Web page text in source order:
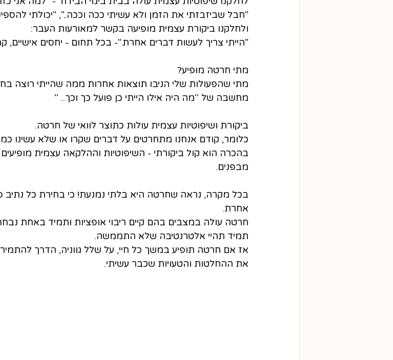
"חבל שביזבזתי את הזמן ולא עשיתי ככה וככה..", "יכולתי
ולחלקנו ביקורת עצמית מופיעה בקשר למאורעות העבר:
"הייתי צריך לעשות דברים אחרת."- בכל תחום - יחסים אישיים,
מתי חרטה מופיע?
מתי שהפעולות שלי הניבו תוצאות אחרות ממה שהייתי רוצה
מחשבה של ''מה היה אילו הייתי כן פועל כך וכך.. ''
ביקורת ושיפוטיות עצמית עולות כתוצר לוואי של חרטה.
כלומר, קודם אנחנו מתחרטים על דברים שקרו או שלא עשינו
בהכרה הוא קול ביקורתי - השיפוטיות וההלקאה עצמית מופיעים
מבפנים.
בכל מקרה, נראה שחרטה היא בלתי נמנעת! כי בחירת כל נתיב
אחרת.
חרטה עולה במצבים בהם קיים ריבוי אופציות ותמיד באחת
תמיד תהיי אלטרנטיבה שלא התממשה.
אז אם חרטה תופיע במשך כל חיי, על שלל גווניה, הדרך
את ההחלטות והטעויות שכבר עשיתי.